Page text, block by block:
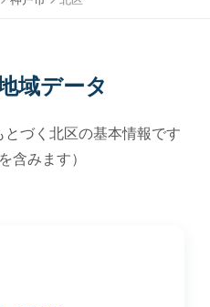
域データ
づく北区の基本情報です
含みます）